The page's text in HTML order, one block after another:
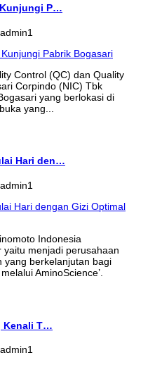
Kunjungi P…
admin1
Control (QC) dan Quality
Corpindo (NIC) Tbk
yang berlokasi di
yang...
Hari den…
admin1
Indonesia
menjadi perusahaan
yang berkelanjutan bagi
AminoScience’.
Kenali T…
admin1